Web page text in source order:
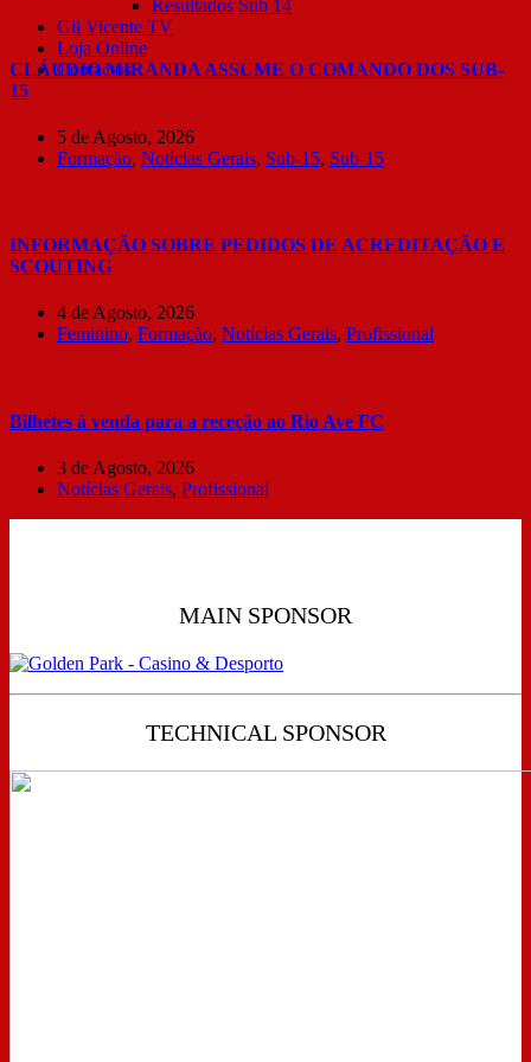
Resultados Sub 14
Gil Vicente TV
Loja Online
Contactos
CLÁUDIO MIRANDA ASSUME O COMANDO DOS SUB-
15
5 de Agosto, 2026
Formação, Notícias Gerais, Sub-15, Sub-15
INFORMAÇÃO SOBRE PEDIDOS DE ACREDITAÇÃO E
SCOUTING
4 de Agosto, 2026
Feminino, Formação, Notícias Gerais, Profissional
Bilhetes à venda para a receção ao Rio Ave FC
3 de Agosto, 2026
Notícias Gerais, Profissional
MAIN SPONSOR
TECHNICAL SPONSOR